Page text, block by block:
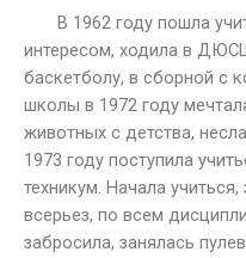
В 1962 году пошла
интересом, ходила в
баскетболу, в сборной с
школы в 1972 году
животных с детства,
1973 году поступила
техникум. Начала
всерьез, по всем
забросила, занялась